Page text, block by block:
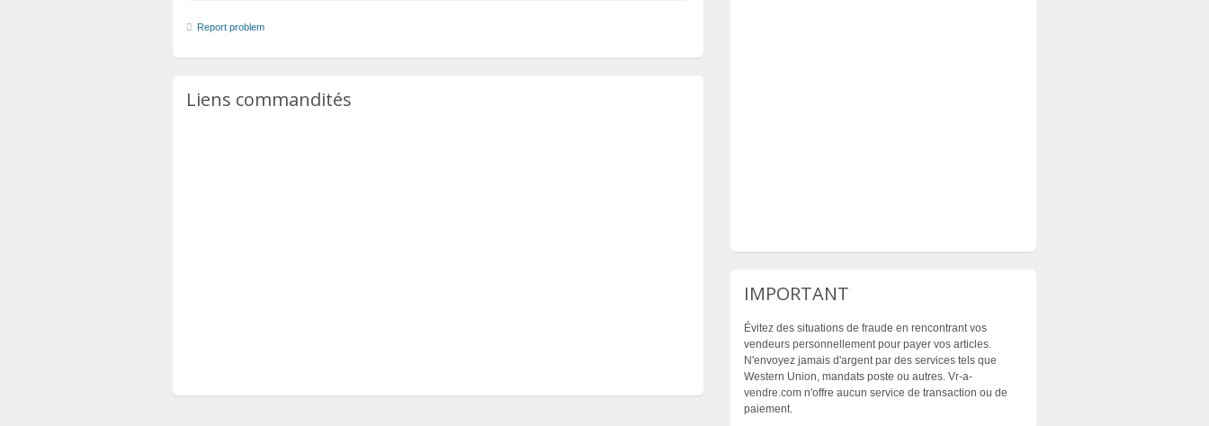
Report problem
Liens commandités
IMPORTANT
Évitez des situations de fraude en rencontrant vos
vendeurs personnellement pour payer vos articles.
N'envoyez jamais d'argent par des services tels que
Western Union, mandats poste ou autres. Vr-a-
vendre.com n'offre aucun service de transaction ou de
paiement.